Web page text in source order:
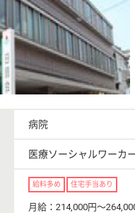
病院
医療ソーシャルワーカ
給料多め 住宅手当あり
月給：214,000円〜